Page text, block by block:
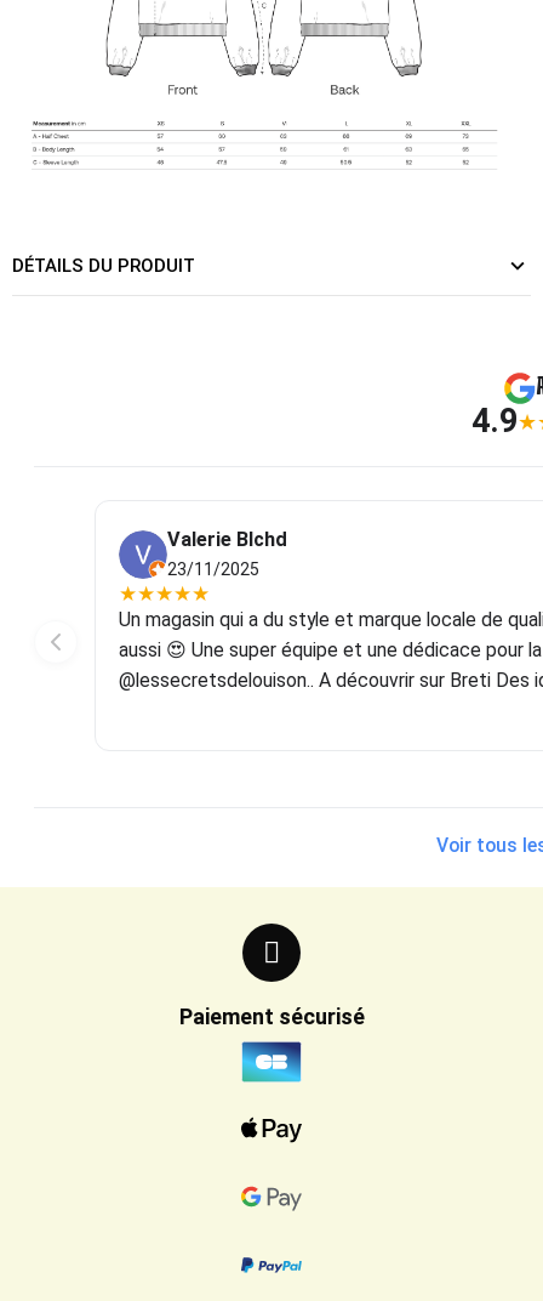
DÉTAILS DU PRODUIT
4.9★
plus!
Valerie Blchd
23/11/2025
★★★★★
Un magasin qui a du style et marque locale de
aussi 😍 Une super équipe et une dédicace pour
@lessecretsdelouison.. A découvrir sur Breti
Voir tous
Paiement sécurisé